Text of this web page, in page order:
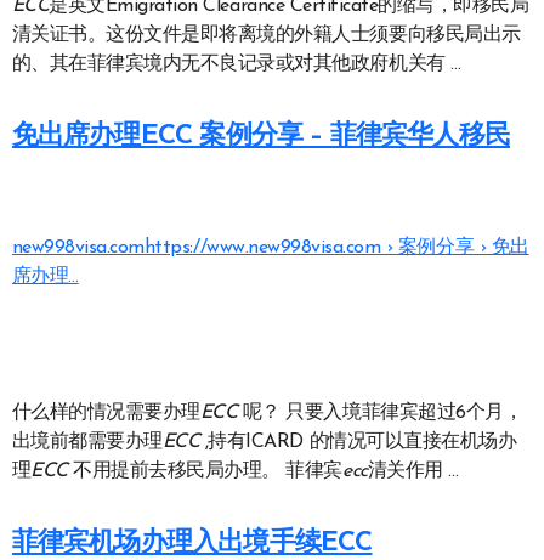
ECC是英文Emigration Clearance Certificate的缩写，即移民局
清关证书。这份文件是即将离境的外籍人士须要向移民局出示
的、其在菲律宾境内无不良记录或对其他政府机关有 …
免出席办理ECC 案例分享 – 菲律宾华人移民
new998visa.comhttps://www.new998visa.com › 案例分享 › 免出
席办理…
什么样的情况需要办理ECC呢？ 只要入境菲律宾超过6个月，
出境前都需要办理ECC,持有ICARD 的情况可以直接在机场办
理ECC不用提前去移民局办理。 菲律宾ecc清关作用 …
菲律宾机场办理入出境手续ECC